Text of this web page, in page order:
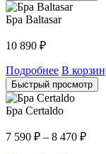
Бра Baltasar
10 890 ₽
Подробнее В
Быстрый просмотр
Бра Certaldo
7 590 ₽ – 8 470 ₽